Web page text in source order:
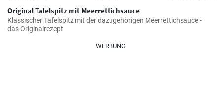
Original Tafelspitz mit Meerrettichsauce
Klassischer Tafelspitz mit der dazugehörigen Meerrettichsauce -
das Originalrezept
WERBUNG